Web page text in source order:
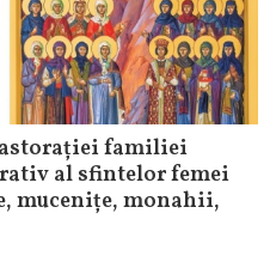
familiei
al sfintelor femei
mucenițe, monahii,